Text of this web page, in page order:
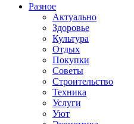
Разное
Актуально
Здоровье
Культура
Отдых
Покупки
Советы
Строительство
Техника
Услуги
Уют